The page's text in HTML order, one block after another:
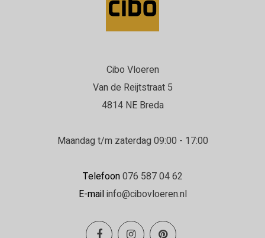
Cibo Vloeren
Van de Reijtstraat 5
4814 NE Breda
Maandag t/m zaterdag 09:00 - 17:00
Telefoon076 587 04 62
E-mailinfo@cibovloeren.nl